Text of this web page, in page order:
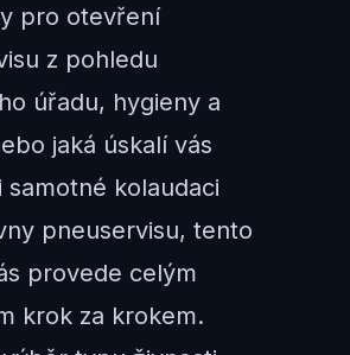
pro otevření
z pohledu
úřadu, hygieny a
jaká úskalí vás
samotné kolaudaci
pneuservisu, tento
provede celým
krok za krokem.